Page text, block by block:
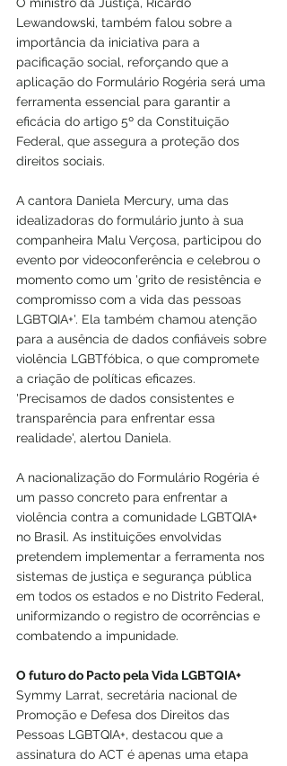
O ministro da Justiça, Ricardo
Lewandowski, também falou sobre a
importância da iniciativa para a
pacificação social, reforçando que a
aplicação do Formulário Rogéria será uma
ferramenta essencial para garantir a
eficácia do artigo 5º da Constituição
Federal, que assegura a proteção dos
direitos sociais.
A cantora Daniela Mercury, uma das
idealizadoras do formulário junto à sua
companheira Malu Verçosa, participou do
evento por videoconferência e celebrou o
momento como um 'grito de resistência e
compromisso com a vida das pessoas
LGBTQIA+'. Ela também chamou atenção
para a ausência de dados confiáveis sobre
violência LGBTfóbica, o que compromete
a criação de políticas eficazes.
'Precisamos de dados consistentes e
transparência para enfrentar essa
realidade', alertou Daniela.
A nacionalização do Formulário Rogéria é
um passo concreto para enfrentar a
violência contra a comunidade LGBTQIA+
no Brasil. As instituições envolvidas
pretendem implementar a ferramenta nos
sistemas de justiça e segurança pública
em todos os estados e no Distrito Federal,
uniformizando o registro de ocorrências e
combatendo a impunidade.
O futuro do Pacto pela Vida LGBTQIA+
Symmy Larrat, secretária nacional de
Promoção e Defesa dos Direitos das
Pessoas LGBTQIA+, destacou que a
assinatura do ACT é apenas uma etapa